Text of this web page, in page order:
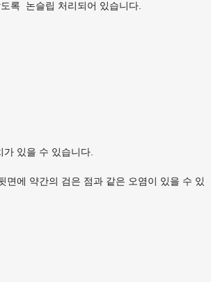
록 논슬립 처리되어 있습니다.
있을 수 있습니다.
면에 약간의 검은 점과 같은 오염이 있을 수 있